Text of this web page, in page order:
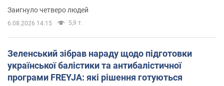
Заигнуло четверо людей
6.08.2026 14:15 5,9 т.
Зеленський зібрав нараду щодо підготовки
української балістики та антибалістичної
програми FREYJA: які рішення готуються